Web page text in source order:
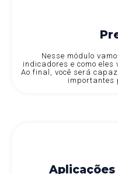
Nesse módulo
indicadores e como
Ao final, você será
importantes